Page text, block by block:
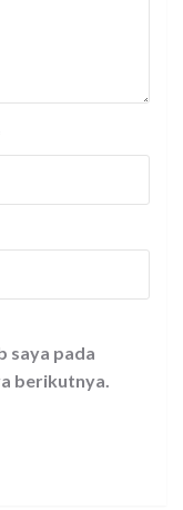
saya pada
berikutnya.